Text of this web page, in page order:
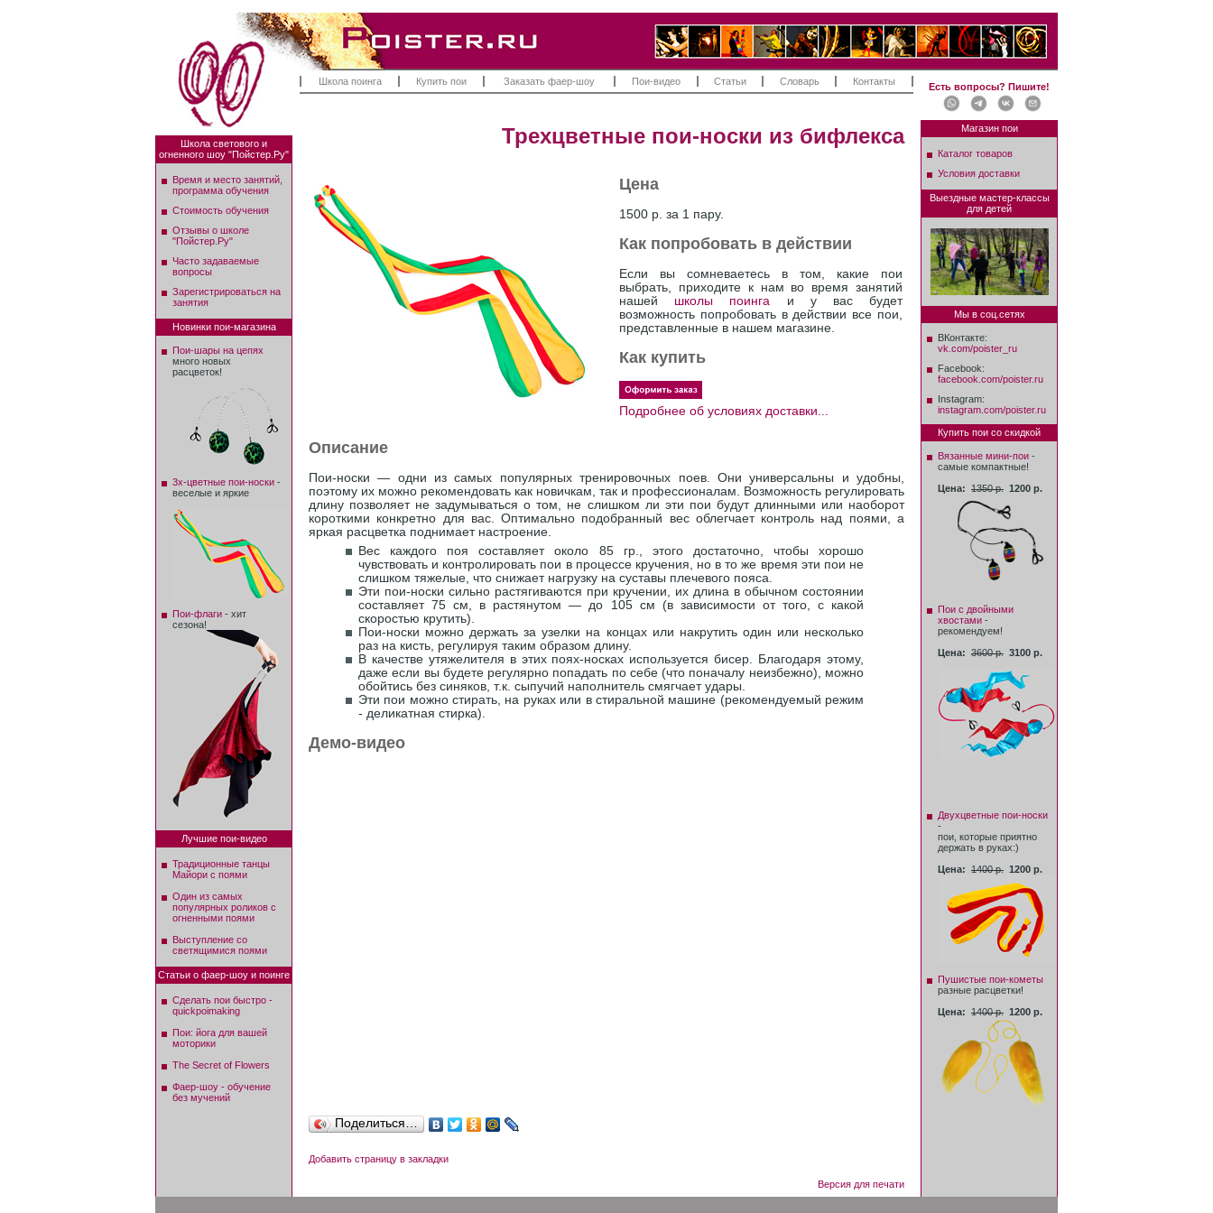
Школа поинга Купить пои Заказать фаер-шоу Пои-видео Статьи Словарь Контакты
Трехцветные пои-носки из бифлекса
Цена
1500 р. за 1 пару.
Как попробовать в действии
Если вы сомневаетесь в том, какие пои
выбрать, приходите к нам во время занятий
нашей школы поинга и у вас будет
возможность попробовать в действии все пои,
представленные в нашем магазине.
Как купить
Подробнее об условиях доставки...
Описание
Пои-носки — одни из самых популярных тренировочных поев. Они универсальны и удобны,
поэтому их можно рекомендовать как новичкам, так и профессионалам. Возможность регулировать
длину позволяет не задумываться о том, не слишком ли эти пои будут длинными или наоборот
короткими конкретно для вас. Оптимально подобранный вес облегчает контроль над поями, а
яркая расцветка поднимает настроение.
Вес каждого поя составляет около 85 гр., этого достаточно, чтобы хорошо
чувствовать и контролировать пои в процессе кручения, но в то же время эти пои не
слишком тяжелые, что снижает нагрузку на суставы плечевого пояса.
Эти пои-носки сильно растягиваются при кручении, их длина в обычном состоянии
составляет 75 см, в растянутом — до 105 см (в зависимости от того, с какой
скоростью крутить).
Пои-носки можно держать за узелки на концах или накрутить один или несколько
раз на кисть, регулируя таким образом длину.
В качестве утяжелителя в этих поях-носках используется бисер. Благодаря этому,
даже если вы будете регулярно попадать по себе (что поначалу неизбежно), можно
обойтись без синяков, т.к. сыпучий наполнитель смягчает удары.
Эти пои можно стирать, на руках или в стиральной машине (рекомендуемый режим
- деликатная стирка).
Демо-видео
Поделиться…
Добавить страницу в закладки
Версия для печати
Школа светового и
огненного шоу "Пойстер.Ру"
Время и место занятий,
программа обучения
Стоимость обучения
Отзывы о школе
"Пойстер.Ру"
Часто задаваемые
вопросы
Зарегистрироваться на
занятия
Новинки пои-магазина
Пои-шары на цепях
много новых
расцветок!
3х-цветные пои-носки -
веселые и яркие
Пои-флаги - хит
сезона!
Лучшие пои-видео
Традиционные танцы
Майори с поями
Один из самых
популярных роликов с
огненными поями
Выступление со
светящимися поями
Статьи о фаер-шоу и поинге
Сделать пои быстро -
quickpoimaking
Пои: йога для вашей
моторики
The Secret of Flowers
Фаер-шоу - обучение
без мучений
Есть вопросы? Пишите!
Магазин пои
Каталог товаров
Условия доставки
Выездные мастер-классы
для детей
Мы в соц.сетях
ВКонтакте:
vk.com/poister_ru
Facebook:
facebook.com/poister.ru
Instagram:
instagram.com/poister.ru
Купить пои со скидкой
Вязанные мини-пои -
самые компактные!
Цена: 1350 р. 1200 р.
Пои с двойными
хвостами -
рекомендуем!
Цена: 3600 р. 3100 р.
Двухцветные пои-носки
-
пои, которые приятно
держать в руках:)
Цена: 1400 р. 1200 р.
Пушистые пои-кометы
разные расцветки!
Цена: 1400 р. 1200 р.